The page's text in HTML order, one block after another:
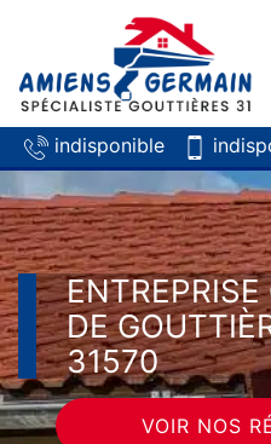
indisponible
DE
31570
VOIR NOS